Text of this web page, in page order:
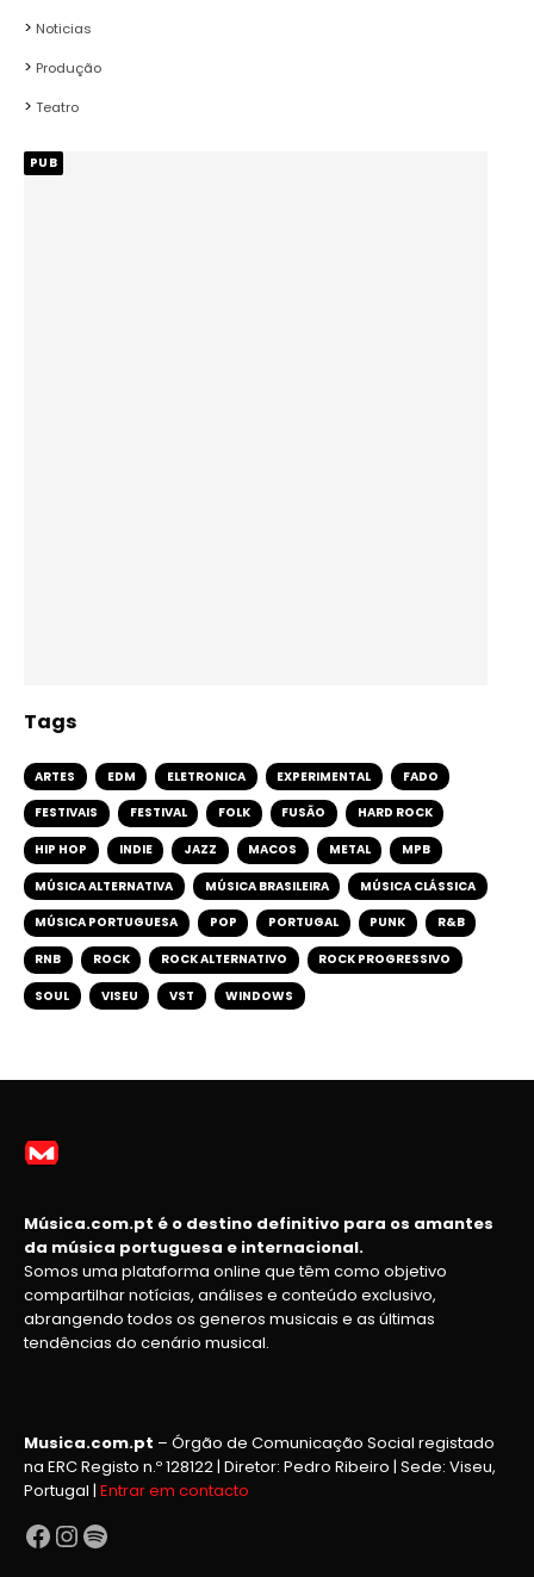
Noticias
Produção
Teatro
PUB
Tags
ARTES EDM ELETRONICA EXPERIMENTAL FADO
FESTIVAIS FESTIVAL FOLK FUSÃO HARD ROCK
HIP HOP INDIE JAZZ MACOS METAL MPB
MÚSICA ALTERNATIVA MÚSICA BRASILEIRA MÚSICA CLÁSSICA
MÚSICA PORTUGUESA POP PORTUGAL PUNK R&B
RNB ROCK ROCK ALTERNATIVO ROCK PROGRESSIVO
SOUL VISEU VST WINDOWS
Música.com.pt é o destino definitivo para os amantes
da música portuguesa e internacional.
Somos uma plataforma online que têm como objetivo
compartilhar notícias, análises e conteúdo exclusivo,
abrangendo todos os generos musicais e as últimas
tendências do cenário musical.
Musica.com.pt – Órgão de Comunicação Social registado
na ERC Registo n.º 128122 | Diretor: Pedro Ribeiro | Sede: Viseu,
Portugal | Entrar em contacto
Facebook
Instagram
Spotify